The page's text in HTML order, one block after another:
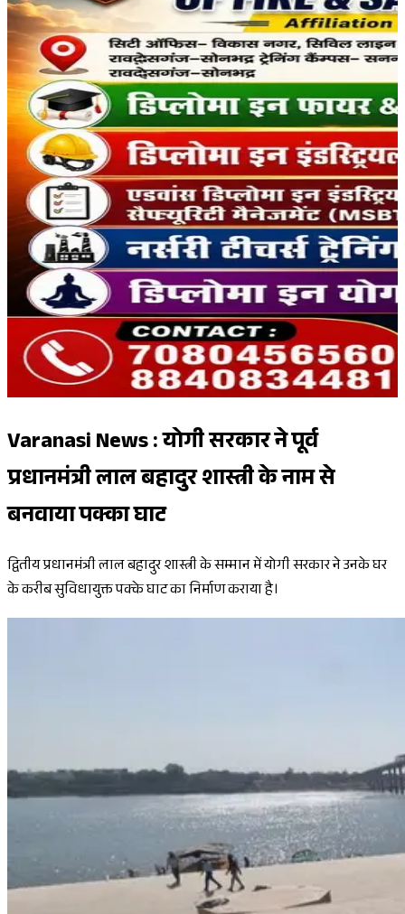
Varanasi News : योगी सरकार ने पूर्व
प्रधानमंत्री लाल बहादुर शास्त्री के नाम से
बनवाया पक्का घाट
द्वितीय प्रधानमंत्री लाल बहादुर शास्त्री के सम्मान में योगी सरकार ने उनके घर
के करीब सुविधायुक्त पक्के घाट का निर्माण कराया है।